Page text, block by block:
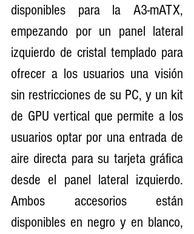
disponibles para la A3-mATX,
empezando por un panel lateral
izquierdo de cristal templado para
ofrecer a los usuarios una visión
sin restricciones de su PC, y un kit
de GPU vertical que permite a los
usuarios optar por una entrada de
aire directa para su tarjeta gráfica
desde el panel lateral izquierdo.
Ambos accesorios están
disponibles en negro y en blanco,